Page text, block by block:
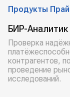
Продукты
БИР-Аналитик
Проверка
контрагентов,
проведение
исследований.